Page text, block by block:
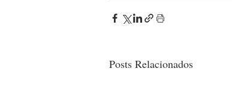
Posts Relacionados